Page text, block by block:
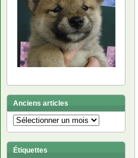
Anciens articles
Anciens
articles
Étiquettes